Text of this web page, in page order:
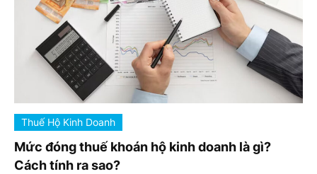
Thuế Hộ Kinh Doanh
Mức đóng thuế khoán hộ kinh doanh là gì?
Cách tính ra sao?